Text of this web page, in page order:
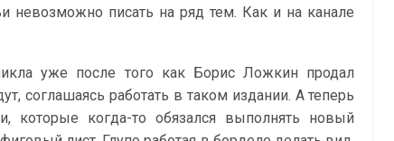
невозможно писать на ряд тем. Как и на канале
уже после того как Борис Ложкин продал
соглашаясь работать в таком издании. А теперь
которые когда-то обязался выполнять новый